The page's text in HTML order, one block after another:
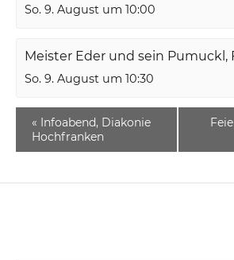
So. 9. August um 10:00
Meister Eder und sein Pumuckl,
So. 9. August um 10:30
« Infoabend, Diakonie
Hochfranken